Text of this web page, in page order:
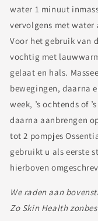
water 1 minuut
vervolgens met water
Voor het gebruik van
vochtig met
gelaat en hals.
bewegingen, daarna
week, ’s ochtends of
daarna aanbrengen
tot 2 pompjes
gebruikt u als eerste
hierboven
We raden aan
Zo Skin Health